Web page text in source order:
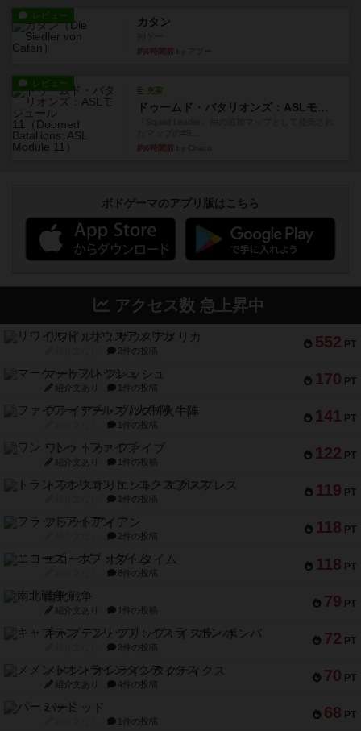
レビュー カタン
約6時間前
レビュー
充実
ドゥームド・バタリオンズ：ASLモジュール11
約6時間前
ボドゲーマのアプリ版はこちら
アクセス数 急上昇中
552 PT
リワイルド：サウスアメリカ
2件の投稿
170 PT
マーケットフレッシュ
紹介文あり 1件の投稿
141 PT
ファイアー・ブルズ / 火牛陣
1件の投稿
122 PT
ワン・トゥ・ファイブ
紹介文あり 1件の投稿
119 PT
トランスオリエント・エクスプレス
1件の投稿
118 PT
フラットアイアン
2件の投稿
118 PT
エコーズ・オブ・タイム
8件の投稿
79 PT
南北戦争
紹介文あり 1件の投稿
72 PT
キャプテン・フリップ：イスラ・ボンバ
2件の投稿
70 PT
メメントオンラインタクティクス
紹介文あり 4件の投稿
68 PT
パーミッド
1件の投稿